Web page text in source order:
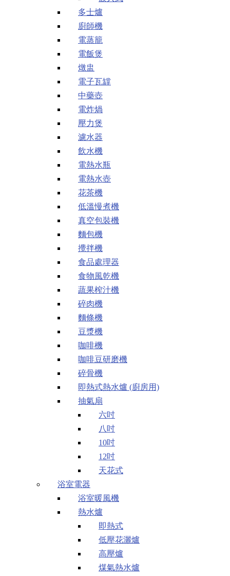
多士爐
廚師機
電蒸籠
電飯煲
燉盅
電子瓦罉
中藥壺
電炸煱
壓力煲
濾水器
飲水機
電熱水瓶
電熱水壺
花茶機
低溫慢煮機
真空包裝機
麵包機
攪拌機
食品處理器
食物風乾機
蔬果榨汁機
碎肉機
麵條機
豆漿機
咖啡機
咖啡豆研磨機
碎骨機
即熱式熱水爐 (廚房用)
抽氣扇
六吋
八吋
10吋
12吋
天花式
浴室電器
浴室暖風機
熱水爐
即熱式
低壓花灑爐
高壓爐
煤氣熱水爐